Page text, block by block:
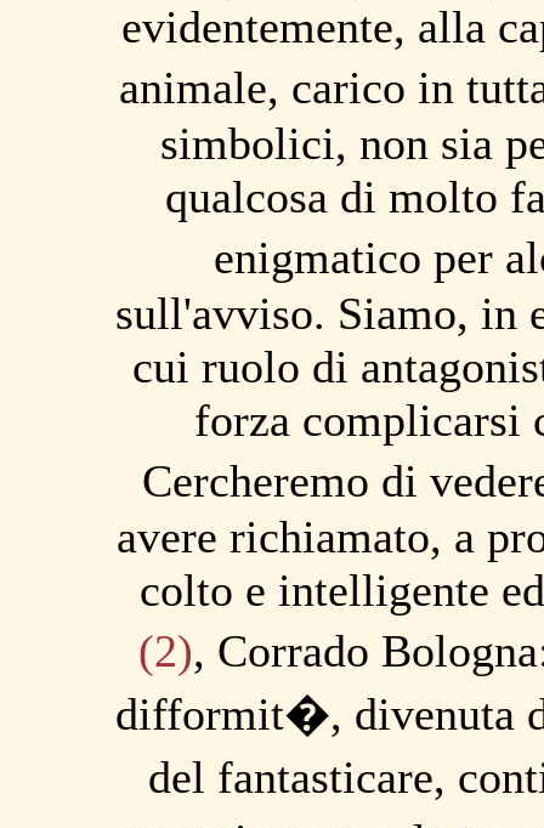
evidentemente, alla
animale, carico in
simbolici, non sia
qualcosa di molto
enigmatico per
sull'avviso. Siamo, in
cui ruolo di
forza complicarsi
Cercheremo di
avere richiamato, a
colto e intelligente
(2), Corrado
difformit�, divenuta
del fantasticare,